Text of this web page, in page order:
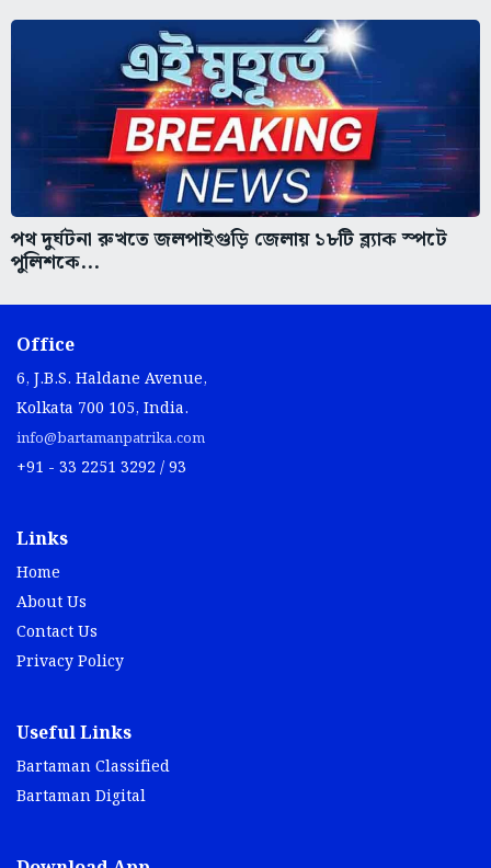
পথ দুর্ঘটনা রুখতে জলপাইগুড়ি জেলায় ১৮টি ব্ল্যাক স্পটে
পুলিশকে...
Office
6, J.B.S. Haldane Avenue,
Kolkata 700 105, India.
info@bartamanpatrika.com
+91 - 33 2251 3292 / 93
Links
Home
About Us
Contact Us
Privacy Policy
Useful Links
Bartaman Classified
Bartaman Digital